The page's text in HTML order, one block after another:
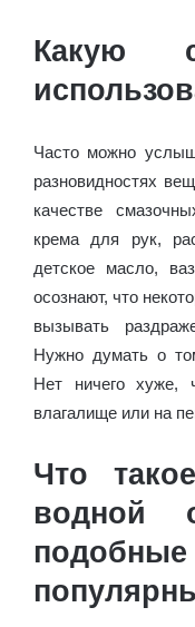
Какую
Часто можно
разновидностях
качестве
крема для рук,
детское масло,
осознают, что
вызывать
Нужно думать о
Нет ничего хуже,
влагалище или на
Что
водной